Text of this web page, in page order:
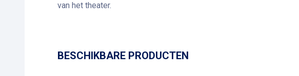
van het theater.
BESCHIKBARE PRODUCTEN